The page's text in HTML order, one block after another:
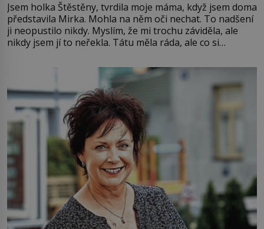
Jsem holka Štěstěny, tvrdila moje máma, když jsem doma
představila Mirka. Mohla na něm oči nechat. To nadšení
ji neopustilo nikdy. Myslím, že mi trochu záviděla, ale
nikdy jsem jí to neřekla. Tátu měla ráda, ale co si
Jsme spolu moc rádi Tehdy byla jiná doba, když